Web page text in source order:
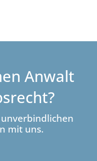
Anwalt
mit uns.